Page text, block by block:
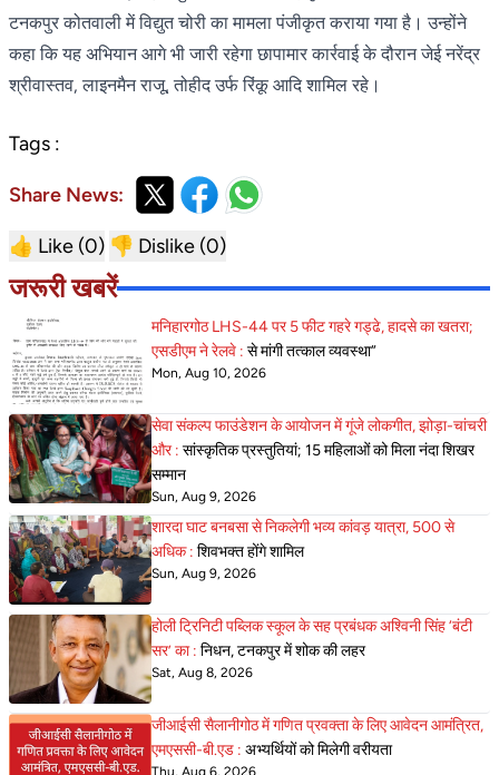
टनकपुर कोतवाली में विद्युत चोरी का मामला पंजीकृत कराया गया है। उन्होंने
कहा कि यह अभियान आगे भी जारी रहेगा छापामार कार्रवाई के दौरान जेई नरेंद्र
श्रीवास्तव, लाइनमैन राजू, तोहीद उर्फ रिंकू आदि शामिल रहे।
Tags :
Share News:
👍 Like (0) 👎 Dislike (0)
जरूरी खबरें
मनिहारगोठ LHS-44 पर 5 फीट गहरे गड्ढे, हादसे का खतरा;
एसडीएम ने रेलवे : से मांगी तत्काल व्यवस्था”
Mon, Aug 10, 2026
सेवा संकल्प फाउंडेशन के आयोजन में गूंजे लोकगीत, झोड़ा-चांचरी
और : सांस्कृतिक प्रस्तुतियां; 15 महिलाओं को मिला नंदा शिखर
सम्मान
Sun, Aug 9, 2026
शारदा घाट बनबसा से निकलेगी भव्य कांवड़ यात्रा, 500 से
अधिक : शिवभक्त होंगे शामिल
Sun, Aug 9, 2026
होली ट्रिनिटी पब्लिक स्कूल के सह प्रबंधक अश्विनी सिंह ‘बंटी
सर’ का : निधन, टनकपुर में शोक की लहर
Sat, Aug 8, 2026
जीआईसी सैलानीगोठ में गणित प्रवक्ता के लिए आवेदन आमंत्रित,
एमएससी-बी.एड : अभ्यर्थियों को मिलेगी वरीयता
Thu, Aug 6, 2026